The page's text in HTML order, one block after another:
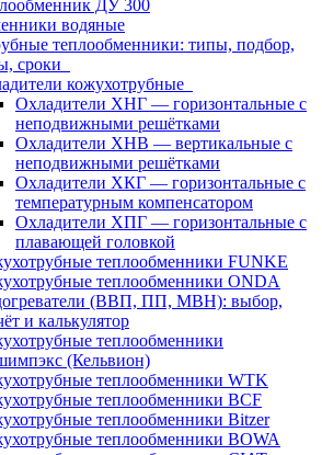
ДУ 300
водяные
теплообменники: типы, подбор,
сроки
кожухотрубные
Охладители ХНГ — горизонтальные с
неподвижными решётками
Охладители ХНВ — вертикальные с
неподвижными решётками
Охладители ХКГ — горизонтальные с
температурным компенсатором
Охладители ХПГ — горизонтальные с
плавающей головкой
теплообменники FUNKE
теплообменники ONDA
(ВВП, ПП, МВН): выбор,
и калькулятор
теплообменники
(Кельвион)
теплообменники WTK
теплообменники BCF
теплообменники Bitzer
теплообменники BOWA